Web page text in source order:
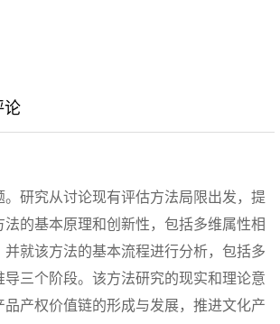
论
研究从讨论现有评估方法局限出发，提
的基本原理和创新性，包括多维属性相
就该方法的基本流程进行分析，包括多
三个阶段。该方法研究的现实和理论意
产权价值链的形成与发展，推进文化产